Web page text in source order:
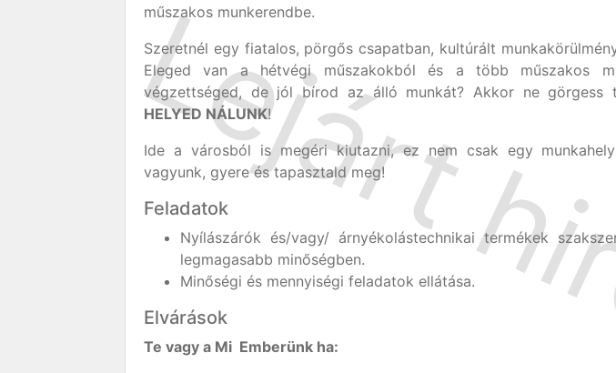
műszakos munkerendbe.
Szeretnél egy fiatalos, pörgős csapatban, kultúrált
Eleged van a hétvégi műszakokból és a több műszakos
végzettséged, de jól bírod az álló munkát? Akkor ne görgess
HELYED NÁLUNK!
Ide a városból is megéri kiutazni, ez nem csak egy
vagyunk, gyere és tapasztald meg!
Feladatok
Nyílászárók és/vagy/ árnyékolástechnikai termékek
legmagasabb minőségben.
Minőségi és mennyiségi feladatok ellátása.
Elvárások
Te vagy a Mi Emberünk ha: